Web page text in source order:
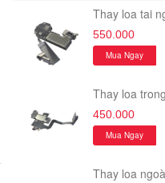
Thay loa tai
550.000
Mua Ngay
Thay loa
450.000
Mua Ngay
Thay loa